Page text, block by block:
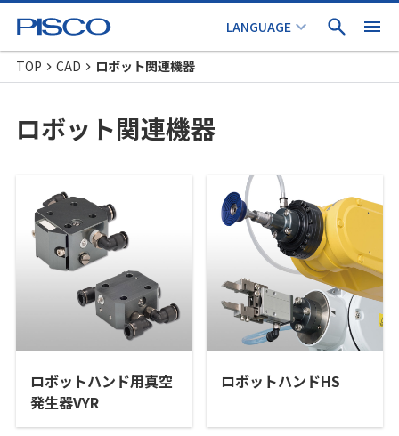
TOP CAD ロボット関連機器
ロボット関連機器
ロボットハンド用真空
発生器VYR
ロボットハンドHS